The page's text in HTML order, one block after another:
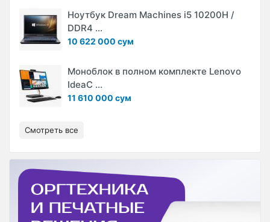
Ноутбук Dream Machines i5 10200H /
DDR4 ...
10 622 000 сум
Моноблок в полном комплекте Lenovo
IdeaC ...
11 610 000 сум
Смотреть все